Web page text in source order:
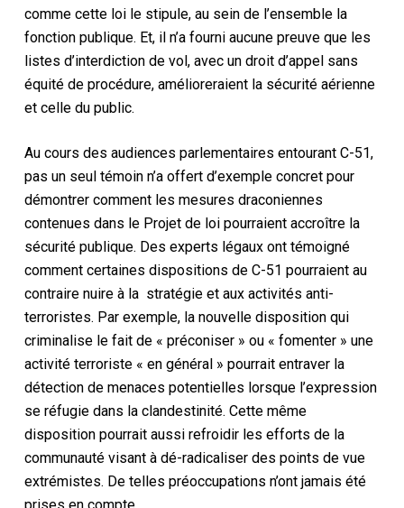
comme cette loi le stipule, au sein de l’ensemble la
fonction publique. Et, il n’a fourni aucune preuve que les
listes d’interdiction de vol, avec un droit d’appel sans
équité de procédure, amélioreraient la sécurité aérienne
et celle du public.
Au cours des audiences parlementaires entourant C-51,
pas un seul témoin n’a offert d’exemple concret pour
démontrer comment les mesures draconiennes
contenues dans le Projet de loi pourraient accroître la
sécurité publique. Des experts légaux ont témoigné
comment certaines dispositions de C-51 pourraient au
contraire nuire à la stratégie et aux activités anti-
terroristes. Par exemple, la nouvelle disposition qui
criminalise le fait de « préconiser » ou « fomenter » une
activité terroriste « en général » pourrait entraver la
détection de menaces potentielles lorsque l’expression
se réfugie dans la clandestinité. Cette même
disposition pourrait aussi refroidir les efforts de la
communauté visant à dé-radicaliser des points de vue
extrémistes. De telles préoccupations n’ont jamais été